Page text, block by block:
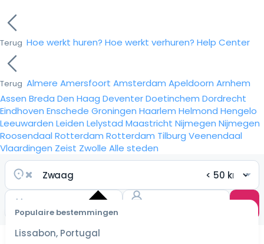
Terug Hoe werkt huren? Hoe werkt verhuren? Help Center
Terug Almere Amersfoort Amsterdam Apeldoorn Arnhem
Assen Breda Den Haag DeventerDoetinchem Dordrecht
Eindhoven Enschede Groningen Haarlem Helmond Hengelo
Leeuwarden Leiden Lelystad Maastricht Nijmegen Nijmegen
Roosendaal Rotterdam Rotterdam Tilburg Veenendaal
Vlaardingen Zeist Zwolle Alle steden
Populaire bestemmingen
Lissabon, Portugal
Selecteer
datum